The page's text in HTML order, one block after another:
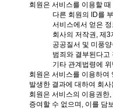
회원은 서비스를 이용할
다른 회원의 ID를
서비스에서 얻은
회사의 저작권, 제3
공공질서 및 미풍
범죄와 결부된다고
기타 관계법령에 위
회원은 서비스를 이용하여
발생한 결과에 대하여 회
회원은 서비스의 이용권한
증여할 수 없으며, 이를 담